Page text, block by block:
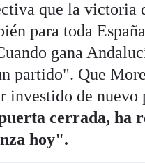
que la victoria
para toda
gana
partido". Que
investido de nuevo
cerrada, ha
hoy".